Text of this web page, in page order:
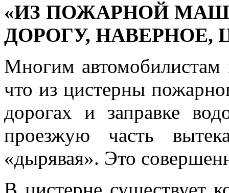
«ИЗ ПОЖАРНОЙ
ДОРОГУ, НАВЕРНОЕ,
Многим автомобилистам
что из цистерны
дорогах и заправке
проезжую часть
«дырявая». Это